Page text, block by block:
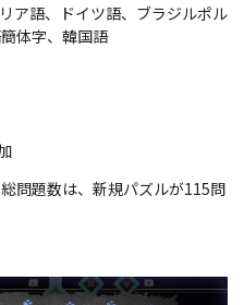
ア語、ドイツ語、ブラジルポル
体字、韓国語
問題数は、新規パズルが115問